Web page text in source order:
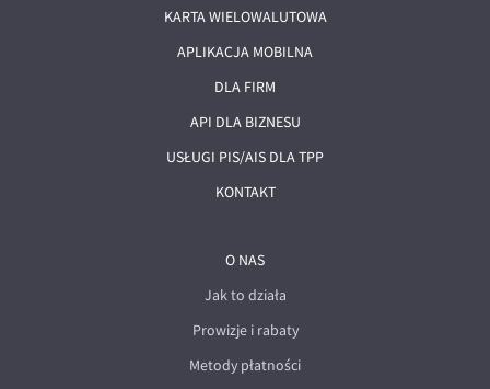
KARTA WIELOWALUTOWA
APLIKACJA MOBILNA
DLA FIRM
API DLA BIZNESU
USŁUGI PIS/AIS DLA TPP
KONTAKT
O NAS
Jak to działa
Prowizje i rabaty
Metody płatności